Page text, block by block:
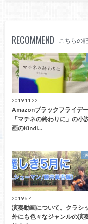
RECOMMEND こちらの
2019.11.22
Amazonブラックフライデ
「マチネの終わりに」の小
画のKindl…
2019.6.4
演奏動画について。クラシ
外にも色々なジャンルの演